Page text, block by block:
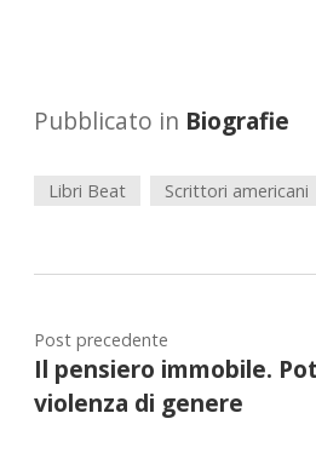
Pubblicato in Biografie
Libri Beat Scrittori americani
Post precedente
Il pensiero immobile.
violenza di genere